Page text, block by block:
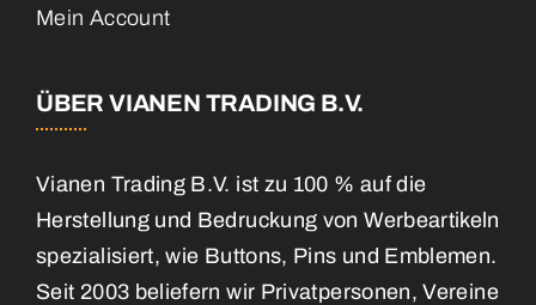
Mein Account
ÜBER VIANEN TRADING B.V.
Vianen Trading B.V. ist zu 100 % auf die
Herstellung und Bedruckung von Werbeartikeln
spezialisiert, wie Buttons, Pins und Emblemen.
Seit 2003 beliefern wir Privatpersonen, Vereine